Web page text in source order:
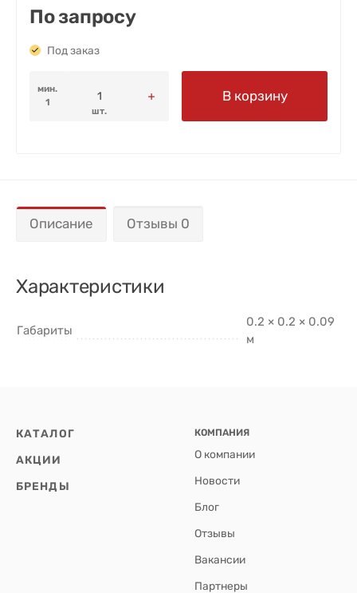
По запросу
Под заказ
мин.
1
шт.
В корзину
Описание Отзывы 0
Характеристики
Габариты
0.2 × 0.2 × 0.09
м
КАТАЛОГ
АКЦИИ
БРЕНДЫ
КОМПАНИЯ
О компании
Новости
Блог
Отзывы
Вакансии
Партнеры